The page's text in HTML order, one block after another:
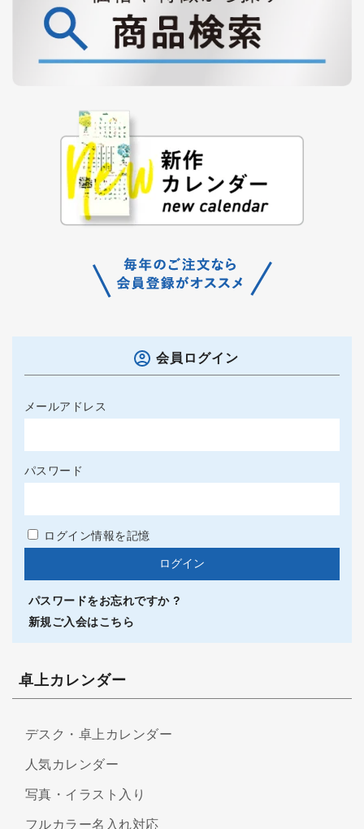
会員ログイン
メールアドレス
パスワード
ログイン情報を記憶
パスワードをお忘れですか ?
新規ご入会はこちら
卓上カレンダー
デスク・卓上カレンダー
人気カレンダー
写真・イラスト入り
フルカラー名入れ対応